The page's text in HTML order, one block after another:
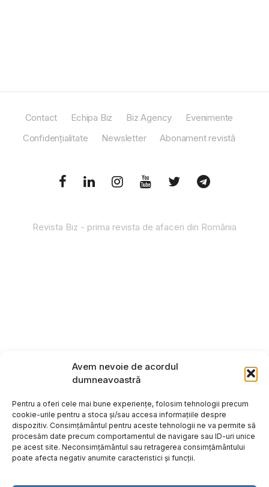
Avem nevoie de acordul
dumneavoastră
Pentru a oferi cele mai bune experiențe, folosim tehnologii precum
cookie-urile pentru a stoca și/sau accesa informațiile despre
dispozitiv. Consimțământul pentru aceste tehnologii ne va permite să
procesăm date precum comportamentul de navigare sau ID-uri unice
pe acest site. Neconsimțământul sau retragerea consimțământului
poate afecta negativ anumite caracteristici și funcții.
Contact Echipa Biz Biz Agency
Evenimente
Confidențialitate
Newsletter Abonament revistă
Revista Biz - prima revista de afaceri din România